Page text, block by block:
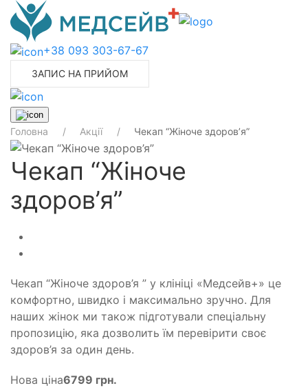
+38 093 303-67-67
ЗАПИС НА ПРИЙОМ
Головна Акції Чекап “Жіноче здоров’я”
Чекап “Жіноче
здоров’я”
Чекап “Жіноче здоров’я ” у клініці «Медсейв+» це
комфортно, швидко і максимально зручно. Для
наших жінок ми також підготували спеціальну
пропозицію, яка дозволить їм перевірити своє
здоров’я за один день.
Нова ціна6799 грн.